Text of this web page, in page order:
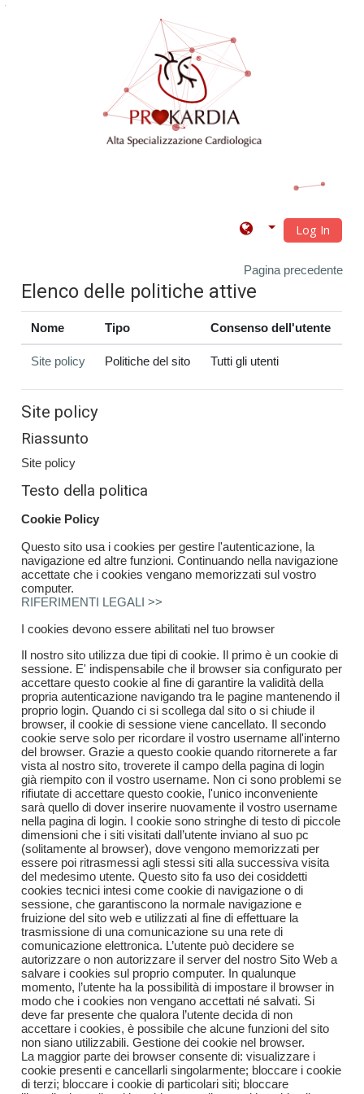
Log In
Pagina precedente
Elenco delle politiche attive
Nome Tipo Consenso dell'utente
Site policy Politiche del sito Tutti gli utenti
Site policy
Riassunto
Site policy
Testo della politica
Cookie Policy
Questo sito usa i cookies per gestire l'autenticazione, la
navigazione ed altre funzioni. Continuando nella navigazione
accettate che i cookies vengano memorizzati sul vostro
computer.
RIFERIMENTI LEGALI >>
I cookies devono essere abilitati nel tuo browser
Il nostro sito utilizza due tipi di cookie. Il primo è un cookie di
sessione. E' indispensabile che il browser sia configurato per
accettare questo cookie al fine di garantire la validità della
propria autenticazione navigando tra le pagine mantenendo il
proprio login. Quando ci si scollega dal sito o si chiude il
browser, il cookie di sessione viene cancellato. Il secondo
cookie serve solo per ricordare il vostro username all'interno
del browser. Grazie a questo cookie quando ritornerete a far
vista al nostro sito, troverete il campo della pagina di login
già riempito con il vostro username. Non ci sono problemi se
rifiutate di accettare questo cookie, l'unico inconveniente
sarà quello di dover inserire nuovamente il vostro username
nella pagina di login. I cookie sono stringhe di testo di piccole
dimensioni che i siti visitati dall’utente inviano al suo pc
(solitamente al browser), dove vengono memorizzati per
essere poi ritrasmessi agli stessi siti alla successiva visita
del medesimo utente. Questo sito fa uso dei cosiddetti
cookies tecnici intesi come cookie di navigazione o di
sessione, che garantiscono la normale navigazione e
fruizione del sito web e utilizzati al fine di effettuare la
trasmissione di una comunicazione su una rete di
comunicazione elettronica. L’utente può decidere se
autorizzare o non autorizzare il server del nostro Sito Web a
salvare i cookies sul proprio computer. In qualunque
momento, l’utente ha la possibilità di impostare il browser in
modo che i cookies non vengano accettati né salvati. Si
deve far presente che qualora l’utente decida di non
accettare i cookies, è possibile che alcune funzioni del sito
non siano utilizzabili. Gestione dei cookie nel browser.
La maggior parte dei browser consente di: visualizzare i
cookie presenti e cancellarli singolarmente; bloccare i cookie
di terzi; bloccare i cookie di particolari siti; bloccare